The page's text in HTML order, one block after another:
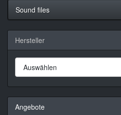
Sound files
Hersteller
Angebote